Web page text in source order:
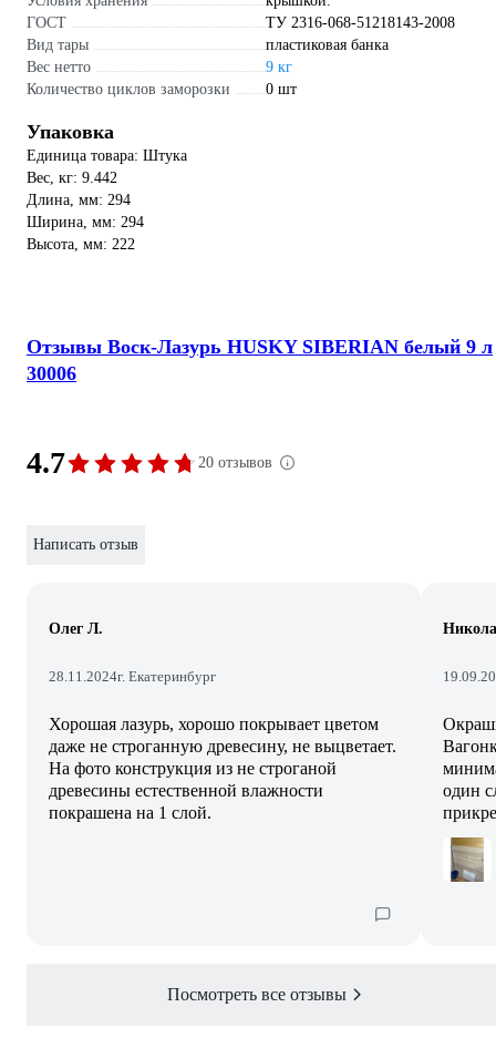
ГОСТ
ТУ 2316-068-51218143-2008
Вид тары
пластиковая банка
Вес нетто
9 кг
Количество циклов заморозки
0 шт
Упаковка
Единица товара: Штука
Вес, кг: 9.442
Длина, мм: 294
Ширина, мм: 294
Высота, мм: 222
Отзывы Воск-Лазурь HUSKY SIBERIAN белый 9 л
30006
4.7 20 отзывов
Написать отзыв
Олег Л.
28.11.2024г. Екатеринбург
Хорошая лазурь, хорошо покрывает цветом
даже не строганную древесину, не выцветает.
На фото конструкция из не строганой
древесины естественной влажности
покрашена на 1 слой.
один
Посмотреть все отзывы